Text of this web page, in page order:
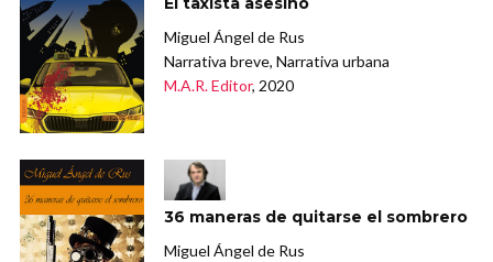
Miguel Ángel de Rus
Narrativa breve, Narrativa urbana
M.A.R. Editor, 2020
36 maneras de quitarse el sombrero
Miguel Ángel de Rus